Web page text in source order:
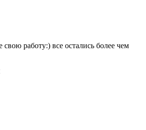
работу:) все остались более чем